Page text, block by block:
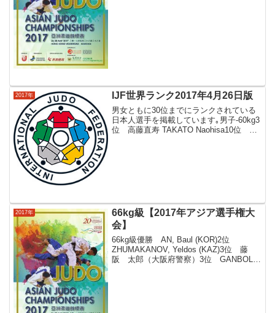
2017年 IJF世界ランク2017年4月26日版
男女ともに30位までにランクされている
日本人選手を掲載しています｡男子-60kg3
位 高藤直寿 TAKATO Naohisa10位
2017年
66kg級【2017年アジア選手権大
会】
66kg級優勝 AN, Baul (KOR)2位
ZHUMAKANOV, Yeldos (KAZ)3位 藤
阪 太郎（大阪府警察）3位 GANBOLD,